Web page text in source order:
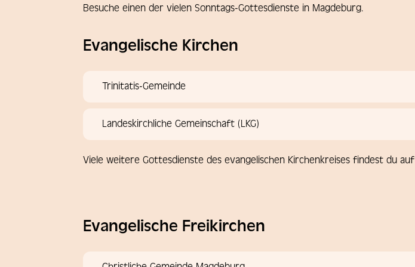
Besuche einen der vielen Sonntags-Gottesdienste in Magdeburg.
Evangelische Kirchen
Trinitatis-Gemeinde
Landeskirchliche Gemeinschaft (LKG)
Viele weitere Gottesdienste des evangelischen Kirchenkreises findest du auf
Evangelische Freikirchen